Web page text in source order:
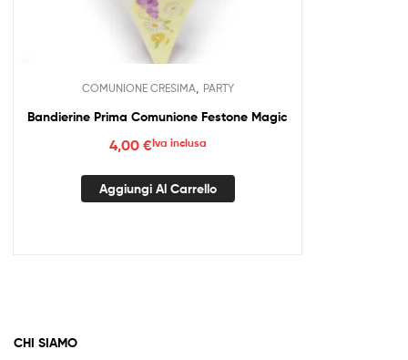
COMUNIONE CRESIMA PARTY
Bandierine Prima Comunione Festone Magic
4,00 €Iva inclusa
Aggiungi Al Carrello
CHI SIAMO